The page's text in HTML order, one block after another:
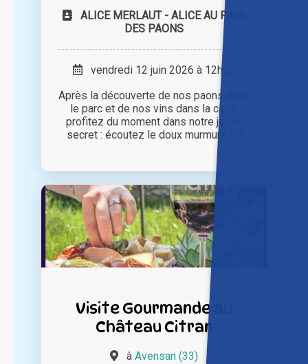
ALICE MERLAUT - ALICE AU PAYS
DES PAONS
vendredi 12 juin 2026 à 12h00
Après la découverte de nos paons dans
le parc et de nos vins dans la cave,
profitez du moment dans notre jardin
secret : écoutez le doux murmure [...]
Visite Gourmande au
Château Citran
à Avensan (33)